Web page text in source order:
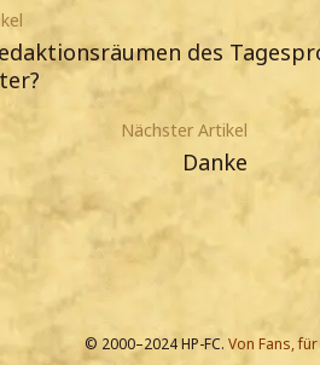
des
Nächster Artikel
Danke
© 2000–2024 HP-FC. Von Fans,